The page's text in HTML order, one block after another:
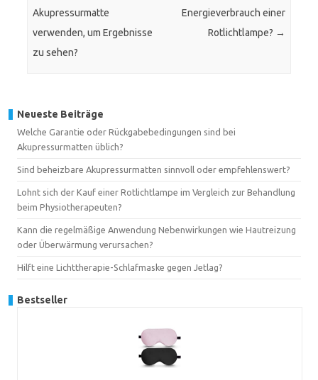
Akupressurmatte
verwenden, um Ergebnisse
zu sehen?
Energieverbrauch einer
Rotlichtlampe? →
Neueste Beiträge
Welche Garantie oder Rückgabebedingungen sind bei
Akupressurmatten üblich?
Sind beheizbare Akupressurmatten sinnvoll oder empfehlenswert?
Lohnt sich der Kauf einer Rotlichtlampe im Vergleich zur Behandlung
beim Physiotherapeuten?
Kann die regelmäßige Anwendung Nebenwirkungen wie Hautreizung
oder Überwärmung verursachen?
Hilft eine Lichttherapie-Schlafmaske gegen Jetlag?
Bestseller